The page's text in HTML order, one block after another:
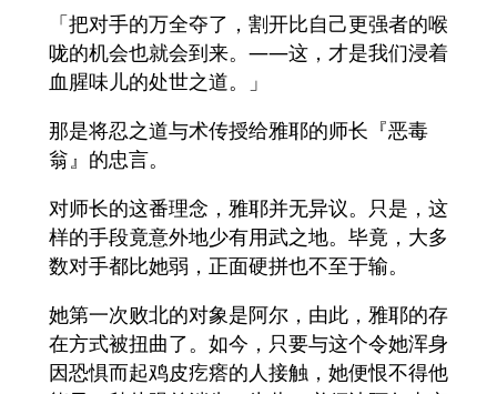
「把对手的万全夺了，割开比自己更强者的喉
咙的机会也就会到来。——这，才是我们浸着
血腥味儿的处世之道。」
那是将忍之道与术传授给雅耶的师长『恶毒
翁』的忠言。
对师长的这番理念，雅耶并无异议。只是，这
样的手段竟意外地少有用武之地。毕竟，大多
数对手都比她弱，正面硬拼也不至于输。
她第一次败北的对象是阿尔，由此，雅耶的存
在方式被扭曲了。如今，只要与这个令她浑身
因恐惧而起鸡皮疙瘩的人接触，她便恨不得他